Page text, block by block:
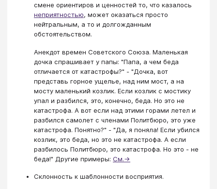
смене ориентиров и ценностей то, что казалось
неприятностью, может оказаться просто
нейтральным, а то и долгожданным
обстоятельством.
Анекдот времен Советского Союза. Маленькая
дочка спрашивает у папы: "Папа, а чем беда
отличается от катастрофы?" - "Дочка, вот
представь горное ущелье, над ним мост, а на
мосту маленький козлик. Если козлик с мостику
упал и разбился, это, конечно, беда. Но это не
катастрофа. А вот если над этими горами летел и
разбился самолет с членами Политбюро, это уже
катастрофа. Понятно?" - "Да, я поняла! Если убился
козлик, это беда, но это не катастрофа. А если
разбилось Политбюро, это катастрофа. Но это - не
беда!" Другие примеры: См.→
Склонность к шаблонности восприятия.